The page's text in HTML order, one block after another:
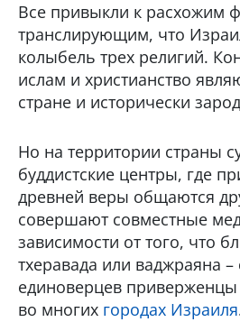
Все привыкли к расхожим
транслирующим, что
колыбель трех религий.
ислам и христианство
стране и исторически
Но на территории страны
буддистские центры, где
древней веры общаются
совершают совместные
зависимости от того, что
тхеравада или ваджраяна –
единоверцев приверженцы
во многих городах Израиля